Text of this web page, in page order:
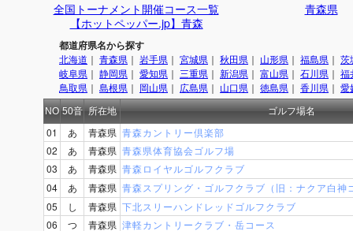
全国トーナメント開催コース一覧
青森県
【ホットペッパー.jp】青森
都道府県名から探す
北海道 ｜ 青森県 ｜ 岩手県 ｜ 宮城県 ｜ 秋田県 ｜ 山形県 ｜ 福島県 ｜ 茨
岐阜県 ｜ 静岡県 ｜ 愛知県 ｜ 三重県 ｜ 新潟県 ｜ 富山県 ｜ 石川県 ｜ 福
鳥取県 ｜ 島根県 ｜ 岡山県 ｜ 広島県 ｜ 山口県 ｜ 徳島県 ｜ 香川県 ｜ 愛
NO 50音 所在地 ゴルフ場名
01 あ 青森県 青森カントリー倶楽部
02
あ 青森県 青森県体育協会ゴルフ場
03
あ 青森県 青森ロイヤルゴルフクラブ
04
あ 青森県 青森スプリング・ゴルフクラブ（旧：ナクア白神
05
し 青森県 下北スリーハンドレッドゴルフクラブ
06
つ 青森県 津軽カントリークラブ・岳コース